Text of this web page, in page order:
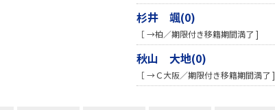
杉井 颯(0)
［ →柏／期限付き移籍期間満了 ]
秋山 大地(0)
［ →Ｃ大阪／期限付き移籍期間満了 ]